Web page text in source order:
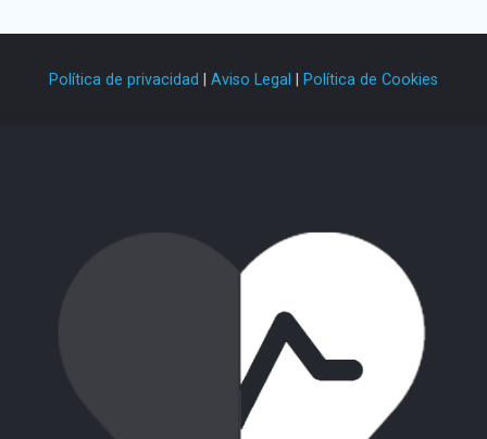
Política de privacidad | Aviso Legal | Política de Cookies